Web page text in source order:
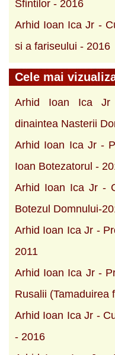
Sfintilor - 2016
Arhid Ioan Ica Jr -
si a fariseului - 2016
Cele mai
Arhid Ioan Ica Jr
dinaintea Nasterii
Arhid Ioan Ica Jr -
Ioan Botezatorul -
Arhid Ioan Ica Jr -
Botezul Domnului-
Arhid Ioan Ica Jr -
2011
Arhid Ioan Ica Jr -
Rusalii (Tamaduirea
Arhid Ioan Ica Jr -
- 2016